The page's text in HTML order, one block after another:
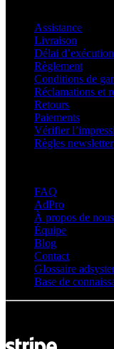
Assistance
Livraison
Délai d’exécution
Règlement
Conditions de
Réclamations et
Retours
Paiements
Vérifier
Règles newsletter
FAQ
AdPro
À propos de nous
Équipe
Blog
Contact
Glossaire
Base de